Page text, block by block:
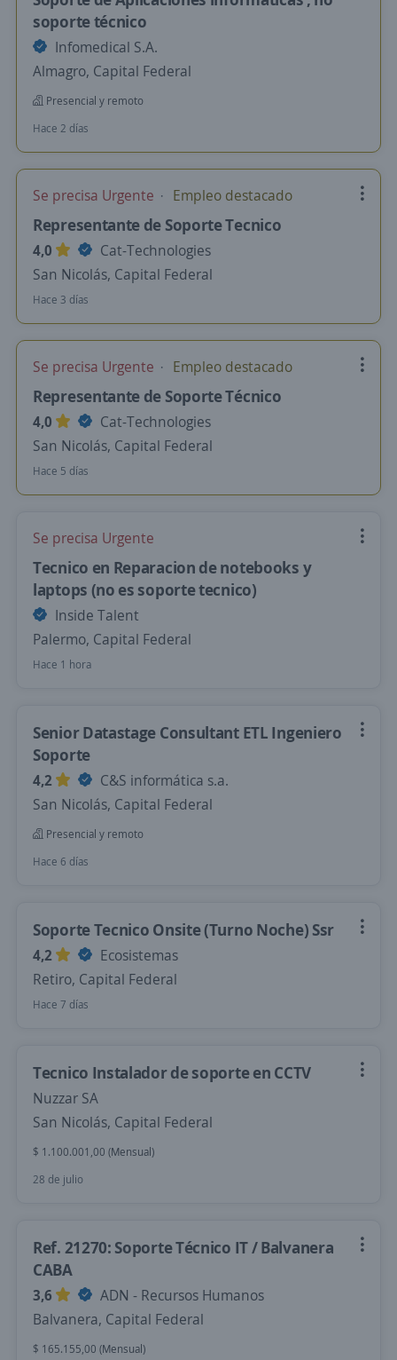
soporte técnico
Infomedical S.A.
Almagro, Capital Federal
Presencial y remoto
Hace 2 días
Se precisa Urgente Empleo destacado
Representante de Soporte Tecnico
4,0
Cat-Technologies
San Nicolás, Capital Federal
Hace 3 días
Se precisa Urgente Empleo destacado
Representante de Soporte Técnico
4,0
Cat-Technologies
San Nicolás, Capital Federal
Hace 5 días
Se precisa Urgente
Tecnico en Reparacion de notebooks y
laptops (no es soporte tecnico)
Inside Talent
Palermo, Capital Federal
Hace 1 hora
Senior Datastage Consultant ETL Ingeniero
Soporte
4,2
C&S informática s.a.
San Nicolás, Capital Federal
Presencial y remoto
Hace 6 días
Soporte Tecnico Onsite (Turno Noche) Ssr
4,2
Ecosistemas
Retiro, Capital Federal
Hace 7 días
Tecnico Instalador de soporte en CCTV
Nuzzar SA
San Nicolás, Capital Federal
$ 1.100.001,00 (Mensual)
28 de julio
Ref. 21270: Soporte Técnico IT / Balvanera
CABA
3,6
ADN - Recursos Humanos
Balvanera, Capital Federal
$ 165.155,00 (Mensual)